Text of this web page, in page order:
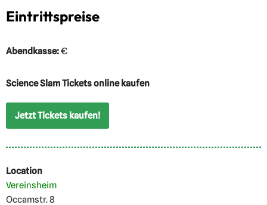
Eintrittspreise
Abendkasse:€
Science Slam Tickets online kaufen
Jetzt Tickets kaufen!
Location
Vereinsheim
Occamstr. 8